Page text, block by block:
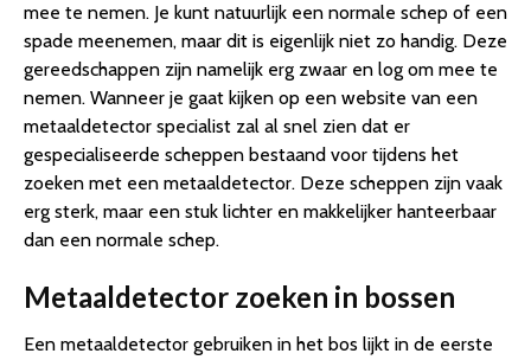
mee te nemen. Je kunt natuurlijk een normale schep of een
spade meenemen, maar dit is eigenlijk niet zo handig. Deze
gereedschappen zijn namelijk erg zwaar en log om mee te
nemen. Wanneer je gaat kijken op een website van een
metaaldetector specialist zal al snel zien dat er
gespecialiseerde scheppen bestaand voor tijdens het
zoeken met een metaaldetector. Deze scheppen zijn vaak
erg sterk, maar een stuk lichter en makkelijker hanteerbaar
dan een normale schep.
Metaaldetector zoeken in bossen
Een metaaldetector gebruiken in het bos lijkt in de eerste